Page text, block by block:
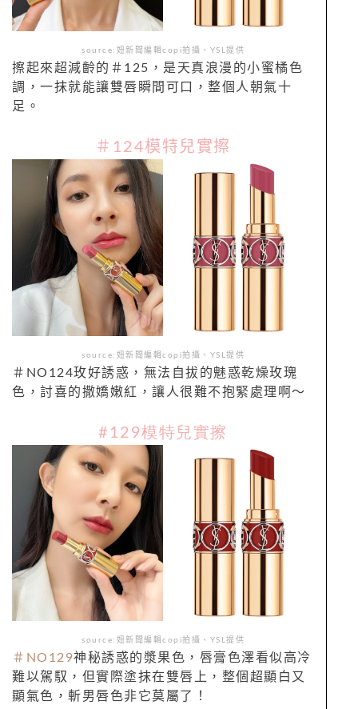
source:妞新聞編輯copi拍攝、YSL提供
擦起來超減齡的＃125，是天真浪漫的小蜜橘色
調，一抹就能讓雙唇瞬間可口，整個人朝氣十
足。
＃124模特兒實擦
source:妞新聞編輯copi拍攝、YSL提供
＃NO124玫好誘惑，無法自拔的魅惑乾燥玫瑰
色，討喜的撒嬌嫩紅，讓人很難不抱緊處理啊～
#129模特兒實擦
source:妞新聞編輯copi拍攝、YSL提供
＃NO129神秘誘惑的漿果色，唇膏色澤看似高冷
難以駕馭，但實際塗抹在雙唇上，整個超顯白又
顯氣色，斬男唇色非它莫屬了！